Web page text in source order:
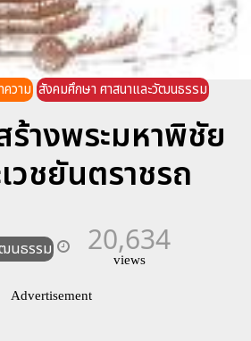
วาม สังคมศึกษา ศาสนาและวัฒนธรรม
ร้างพระมหาพิชัย
วชยันตราชรถ
นธรรม 20,634
views
Advertisement